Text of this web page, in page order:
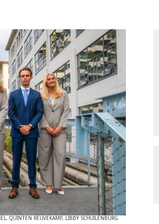
QUINTEN REUVEKAMP, LIBBY SCHUILENBURG